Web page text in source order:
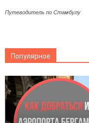
Путеводитель по Стамбулу
Популярное